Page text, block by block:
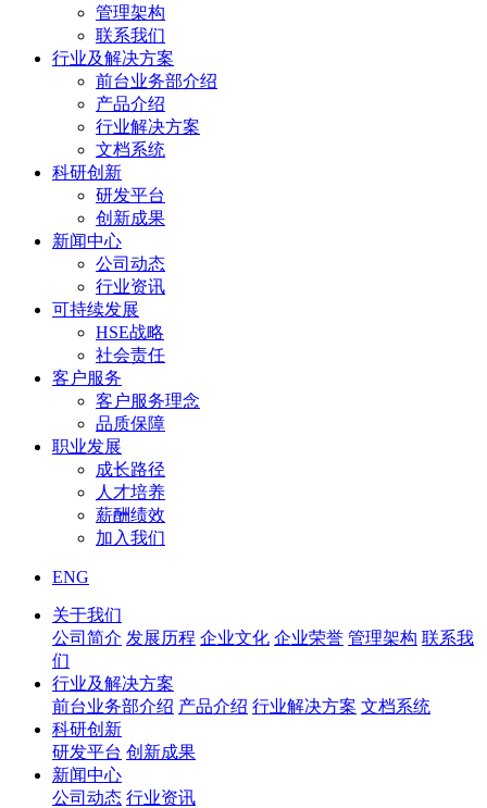
管理架构
联系我们
行业及解决方案
前台业务部介绍
产品介绍
行业解决方案
文档系统
科研创新
研发平台
创新成果
新闻中心
公司动态
行业资讯
可持续发展
HSE战略
社会责任
客户服务
客户服务理念
品质保障
职业发展
成长路径
人才培养
薪酬绩效
加入我们
ENG
关于我们
公司简介 发展历程 企业文化 企业荣誉 管理架构 联系我
们
行业及解决方案
前台业务部介绍 产品介绍 行业解决方案 文档系统
科研创新
研发平台 创新成果
新闻中心
公司动态 行业资讯